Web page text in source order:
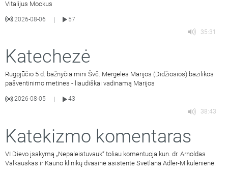
Vitalijus Mockus
2026-08-06 |
57
35:31
Katechezė
Rugpjūčio 5 d. bažnyčia mini Švč. Mergelės Marijos (Didžiosios) bazilikos
pašventinimo metines - liaudiškai vadinamą Marijos
2026-08-05
43
38:43
Katekizmo komentaras
VI Dievo įsakymą „Nepaleistuvauk“ toliau komentuoja kun. dr. Arnoldas
Valkauskas ir Kauno klinikų dvasinė asistentė Svetlana Adler-Mikulėnienė.